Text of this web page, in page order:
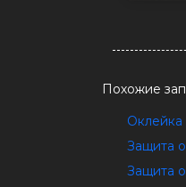
Похожие
Оклейка
Защита
Защита